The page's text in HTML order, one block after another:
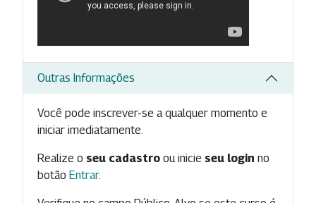
Outras Informações
Você pode inscrever-se a qualquer momento e
iniciar imediatamente.
Realize o seu cadastro ou inicie seu login no
botão Entrar.